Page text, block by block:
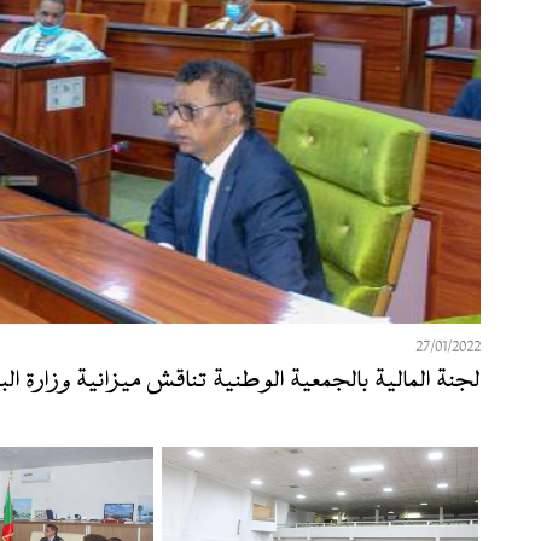
27/01/2022
لجنة المالية بالجمعية الوطنية تناقش ميزانية وزارة